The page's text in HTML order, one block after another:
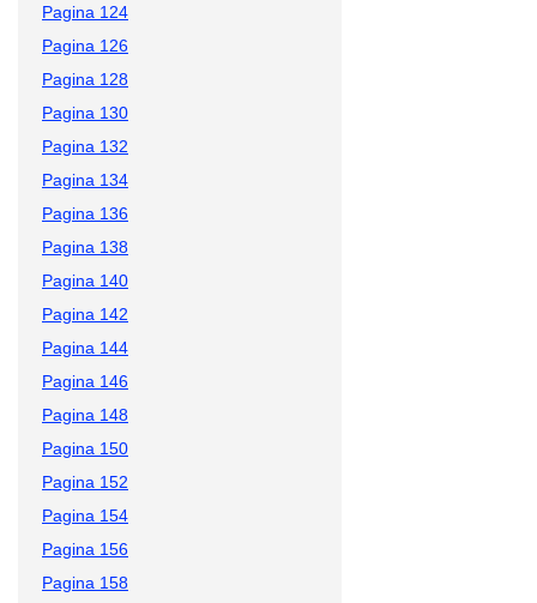
Pagina 124
Pagina 126
Pagina 128
Pagina 130
Pagina 132
Pagina 134
Pagina 136
Pagina 138
Pagina 140
Pagina 142
Pagina 144
Pagina 146
Pagina 148
Pagina 150
Pagina 152
Pagina 154
Pagina 156
Pagina 158